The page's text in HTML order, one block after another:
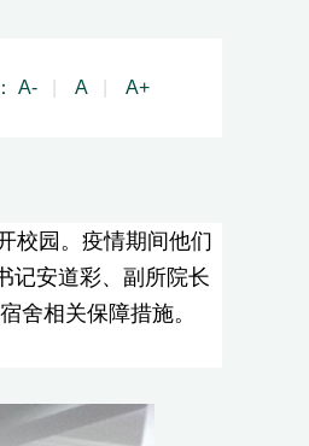
A- A A+
校园。疫情期间他们
记安道彩、副所院长
舍相关保障措施。